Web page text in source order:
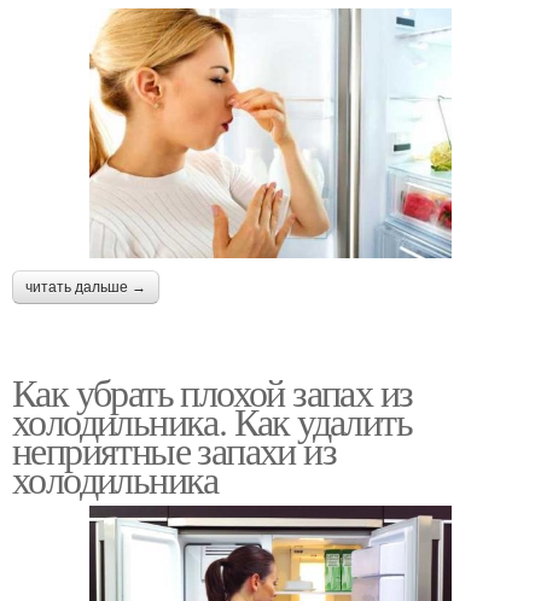
читать дальше →
Как убрать плохой запах из
холодильника. Как удалить
неприятные запахи из
холодильника